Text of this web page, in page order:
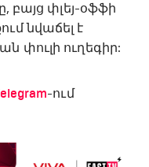
բայց փլեյ-օֆֆի
նվաճել է
փուլի ուղեգիր:
-ում